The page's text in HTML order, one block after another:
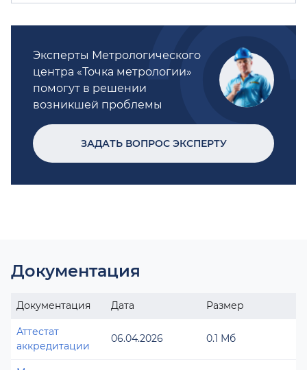
Эксперты Метрологического
центра «Точка метрологии»
помогут в решении
возникшей проблемы
ЗАДАТЬ ВОПРОС ЭКСПЕРТУ
Документация
Документация Дата Размер
Аттестат
аккредитации
06.04.2026 0.1 Мб